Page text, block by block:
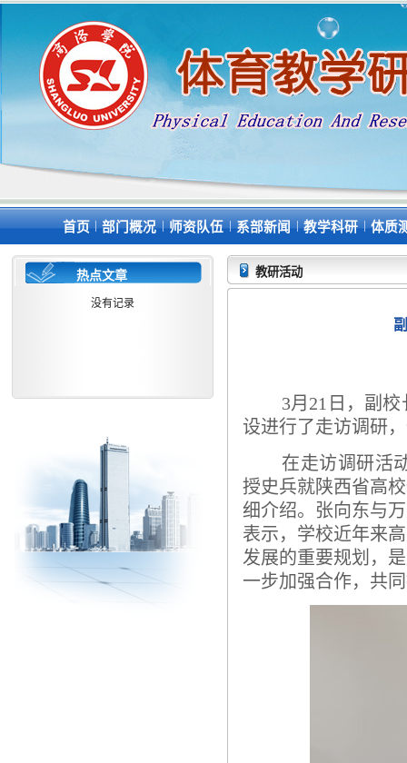
首页|部门概况|师资队伍|系部新闻|教学科研|体质
热点文章
没有记录
教研活动
3月21日，副
设进行了走访调研
在走访调研活
授史兵就陕西省高
细介绍。张向东与
表示，学校近年来
发展的重要规划，
一步加强合作，共